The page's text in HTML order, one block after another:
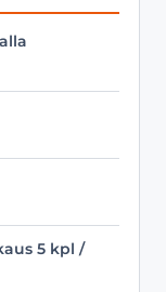
5 kpl /